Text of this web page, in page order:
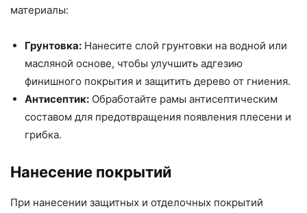
материалы:
Грунтовка: Нанесите слой грунтовки на водной или
масляной основе, чтобы улучшить адгезию
финишного покрытия и защитить дерево от гниения.
Антисептик: Обработайте рамы антисептическим
составом для предотвращения появления плесени и
грибка.
Нанесение покрытий
При нанесении защитных и отделочных покрытий